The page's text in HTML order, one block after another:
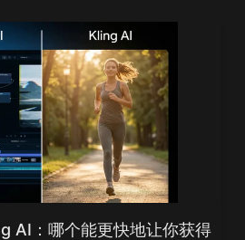
AI：哪个能更快地让你获得